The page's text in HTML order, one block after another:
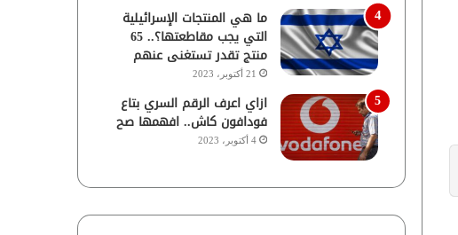
ما هي المنتجات الإسرائيلية
التي يجب مقاطعتها؟.. 65
منتج تقدر تستغنى عنهم
21 أكتوبر، 2023
ازاي اعرف الرقم السري بتاع
فودافون كاش.. افهمها صح
4 أكتوبر، 2023